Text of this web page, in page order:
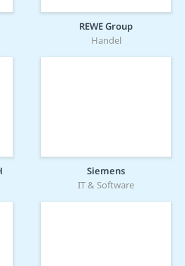
REWE Group
Handel
Siemens
IT & Software